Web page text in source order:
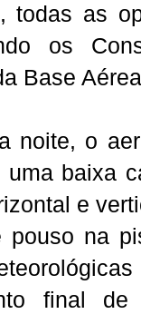
todas as
os
Base
o
uma baixa
e
pouso na
final de